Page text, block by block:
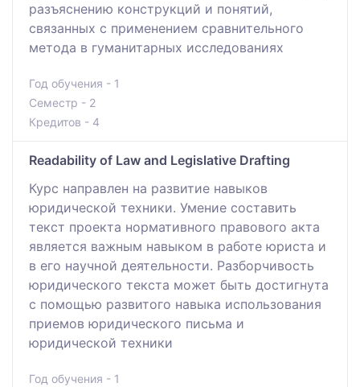
разъяснению конструкций и понятий,
связанных с применением сравнительного
метода в гуманитарных исследованиях
Год обучения - 1
Семестр - 2
Кредитов - 4
Readability of Law and Legislative Drafting
Курс направлен на развитие навыков
юридической техники. Умение составить
текст проекта нормативного правового акта
является важным навыком в работе юриста и
в его научной деятельности. Разборчивость
юридического текста может быть достигнута
с помощью развитого навыка использования
приемов юридического письма и
юридической техники
Год обучения - 1